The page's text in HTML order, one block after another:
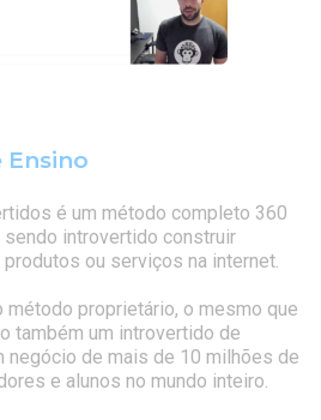
é um método completo 360
sendo introvertido construir
ou serviços na internet.
método proprietário, o mesmo que
também um introvertido de
negócio de mais de 10 milhões de
e alunos no mundo inteiro.